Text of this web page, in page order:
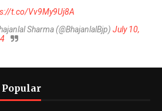
t.co/Vv9My9Uj8A
Sharma (@BhajanlalBjp) July 10,